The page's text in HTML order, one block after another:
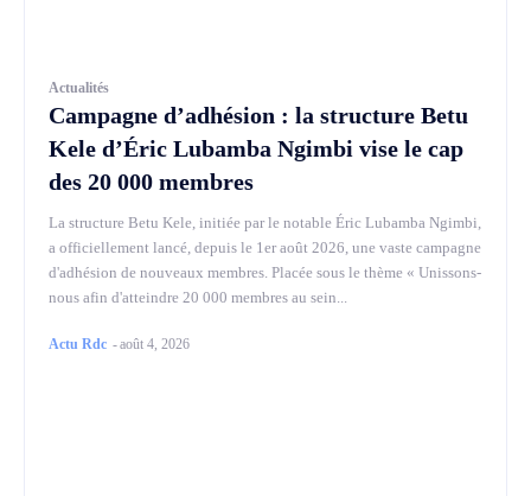
Actualités
Campagne d’adhésion : la structure Betu
Kele d’Éric Lubamba Ngimbi vise le cap
des 20 000 membres
La structure Betu Kele, initiée par le notable Éric Lubamba Ngimbi,
a officiellement lancé, depuis le 1er août 2026, une vaste campagne
d'adhésion de nouveaux membres. Placée sous le thème « Unissons-
nous afin d'atteindre 20 000 membres au sein...
Actu Rdc -août 4, 2026